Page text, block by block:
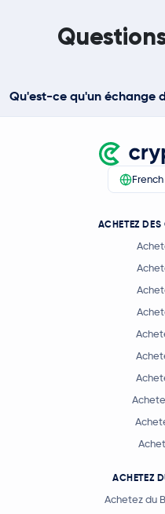
Qu'est-ce qu'un échange
French
ACHETEZ
ACHETEZ
Achetez du